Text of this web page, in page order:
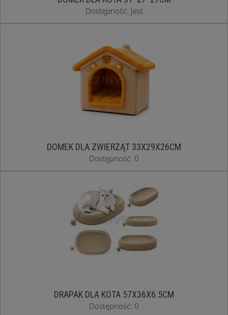
Dostępność: Jest
DOMEK DLA ZWIERZĄT 33X29X26CM
Dostępność: 0
DRAPAK DLA KOTA 57X36X6.5CM
Dostępność: 0